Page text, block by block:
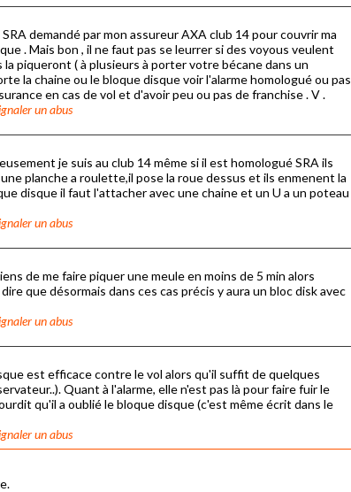
demandé par mon assureur AXA club 14 pour couvrir ma
. Mais bon , il ne faut pas se leurrer si des voyous veulent
piqueront ( à plusieurs à porter votre bécane dans un
la chaine ou le bloque disque voir l'alarme homologué ou pas
en cas de vol et d'avoir peu ou pas de franchise . V .
un abus
je suis au club 14 même si il est homologué SRA ils
planche a roulette,il pose la roue dessus et ils enmenent la
disque il faut l'attacher avec une chaine et un U a un poteau
un abus
de me faire piquer une meule en moins de 5 min alors
que désormais dans ces cas précis y aura un bloc disk avec
un abus
est efficace contre le vol alors qu'il suffit de quelques
Quant à l'alarme, elle n'est pas là pour faire fuir le
qu'il a oublié le bloque disque (c'est même écrit dans le
un abus